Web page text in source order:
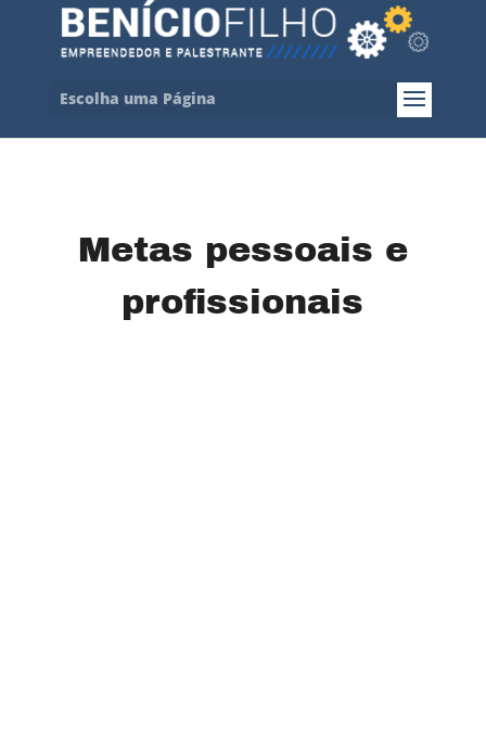
Escolha uma Página
Metas pessoais e
profissionais